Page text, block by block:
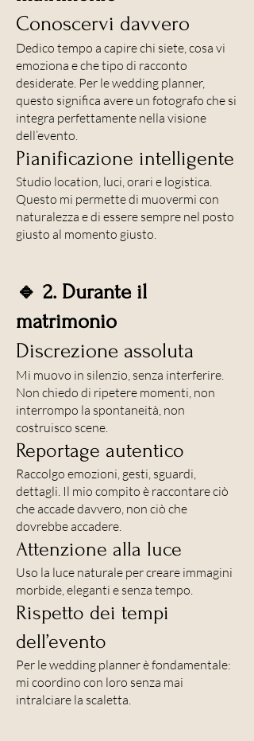
Conoscervi davvero
Dedico tempo a capire chi siete, cosa vi
emoziona e che tipo di racconto
desiderate. Per le wedding planner,
questo significa avere un fotografo che si
integra perfettamente nella visione
dell’evento.
Pianificazione intelligente
Studio location, luci, orari e logistica.
Questo mi permette di muovermi con
naturalezza e di essere sempre nel posto
giusto al momento giusto.
🔹 2. Durante il
matrimonio
Discrezione assoluta
Mi muovo in silenzio, senza interferire.
Non chiedo di ripetere momenti, non
interrompo la spontaneità, non
costruisco scene.
Reportage autentico
Raccolgo emozioni, gesti, sguardi,
dettagli. Il mio compito è raccontare ciò
che accade davvero, non ciò che
dovrebbe accadere.
Attenzione alla luce
Uso la luce naturale per creare immagini
morbide, eleganti e senza tempo.
Rispetto dei tempi
dell’evento
Per le wedding planner è fondamentale:
mi coordino con loro senza mai
intralciare la scaletta.